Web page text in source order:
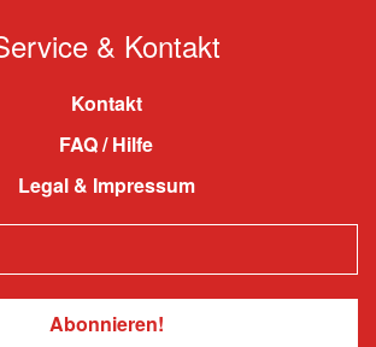
& Kontakt
Kontakt
FAQ / Hilfe
Legal & Impressum